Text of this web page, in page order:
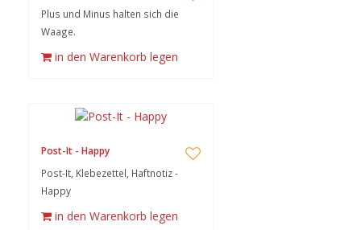
Plus und Minus halten sich die
Waage.
in den Warenkorb legen
Post-It - Happy
Post-It, Klebezettel, Haftnotiz -
Happy
in den Warenkorb legen